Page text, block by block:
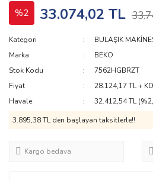
%2 33.074,02 TL
Kategori
BULAŞIK
Marka
BEKO
Stok Kodu
7562HGBRZT
Fiyat
28.124,17 TL +
Havale
32.412,54 TL
3.895,38 TL den başlayan taksitlerle!!
Kargo bedava